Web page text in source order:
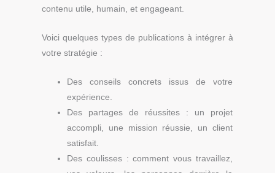
contenu utile, humain, et engageant.
Voici quelques types de publications à intégrer à
votre stratégie :
Des conseils concrets issus de votre
expérience.
Des partages de réussites : un projet
accompli, une mission réussie, un client
satisfait.
Des coulisses : comment vous travaillez,